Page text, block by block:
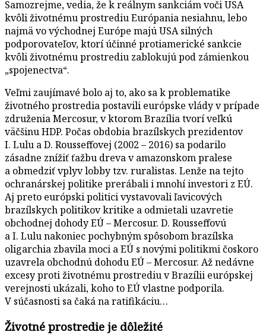
Samozrejme, vedia, že k reálnym sankciám voči USA
kvôli životnému prostrediu Európania nesiahnu, lebo
najmä vo východnej Európe majú USA silných
podporovateľov, ktorí účinné protiamerické sankcie
kvôli životnému prostrediu zablokujú pod zámienkou
„spojenectva“.
Veľmi zaujímavé bolo aj to, ako sa k problematike
životného prostredia postavili európske vlády v prípade
združenia Mercosur, v ktorom Brazília tvorí veľkú
väčšinu HDP. Počas obdobia brazílskych prezidentov
I. Lulu a D. Rousseffovej (2002 – 2016) sa podarilo
zásadne znížiť ťažbu dreva v amazonskom pralese
a obmedziť vplyv lobby tzv. ruralistas. Lenže na tejto
ochranárskej politike prerábali i mnohí investori z EÚ.
Aj preto európski politici vystavovali ľavicových
brazílskych politikov kritike a odmietali uzavretie
obchodnej dohody EÚ – Mercosur. D. Rousseffovú
a I. Lulu nakoniec pochybným spôsobom brazílska
oligarchia zbavila moci a EÚ s novými politikmi čoskoro
uzavrela obchodnú dohodu EÚ – Mercosur. Až nedávne
excesy proti životnému prostrediu v Brazílii európskej
verejnosti ukázali, koho to EÚ vlastne podporila.
V súčasnosti sa čaká na ratifikáciu…
Životné prostredie je dôležité